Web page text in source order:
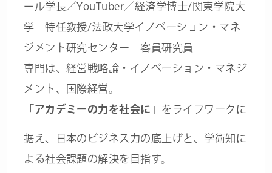
ール学長／YouTuber／経済学博士/関東学院大
学 特任教授/法政大学イノベーション・マネ
ジメント研究センター 客員研究員
専門は、経営戦略論・イノベーション・マネジ
メント、国際経営。
アカデミーの力を社会に 」をライフワークに
据え、日本のビジネス力の底上げと、学術知に
よる社会課題の解決を目指す。